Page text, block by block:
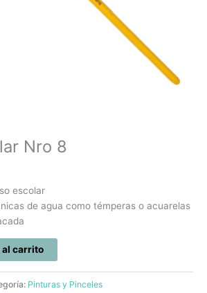
Nro 8
escolar
de agua como témperas o acuarelas
al carrito
Pinturas y Pinceles